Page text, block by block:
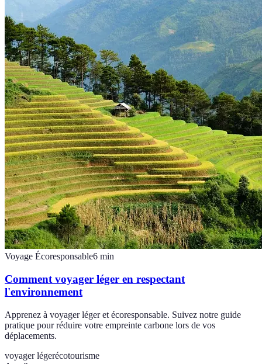
Voyage Écoresponsable6 min
Comment voyager léger en respectant
l'environnement
Apprenez à voyager léger et écoresponsable. Suivez notre guide
pratique pour réduire votre empreinte carbone lors de vos
déplacements.
voyager légerécotourisme